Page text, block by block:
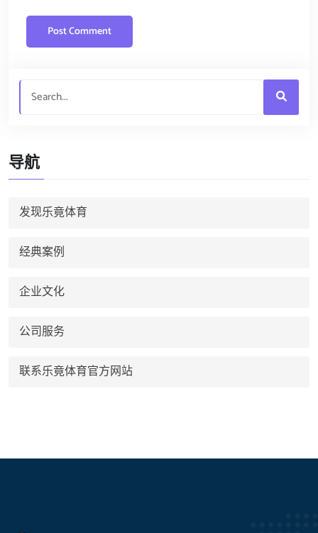
导航
发现乐竟体育
经典案例
企业文化
公司服务
联系乐竟体育官方网站